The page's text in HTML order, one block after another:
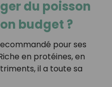
du poisson
budget ?
pour ses
en protéines, en
il a toute sa